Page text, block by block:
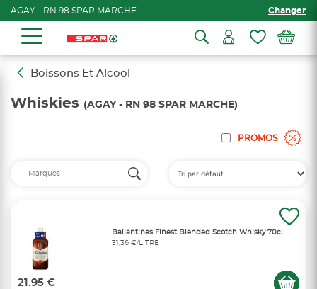
AGAY - RN 98 SPAR MARCHE Changer
Boissons Et Alcool
Whiskies (AGAY - RN 98 SPAR MARCHE)
PROMOS
Ballantines Finest Blended Scotch Whisky 70cl
31,36 €/LITRE
21.95 €